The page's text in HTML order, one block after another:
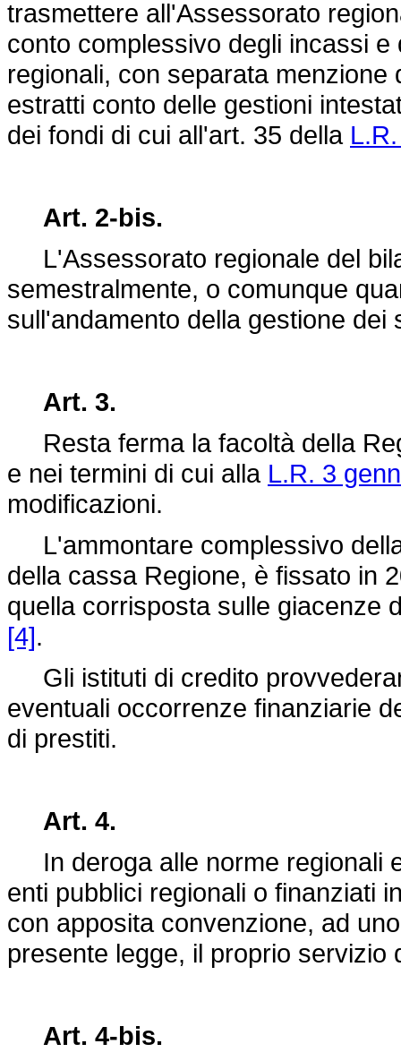
trasmettere all'Assessorato
conto complessivo degli incassi
regionali, con separata
estratti conto delle gestioni
dei fondi di cui all'art. 35 della
Art. 2-bis.
L'Assessorato regionale del
semestralmente, o comunque
sull'andamento della gestione
Art. 3.
Resta ferma la facoltà della
e nei termini di cui alla L.R. 3
modificazioni.
L'ammontare complessivo
della cassa Regione, è fissato in
quella corrisposta sulle giacenze
[4].
Gli istituti di credito
eventuali occorrenze finanziarie
di prestiti.
Art. 4.
In deroga alle norme regionali
enti pubblici regionali o finanziati
con apposita convenzione, ad
presente legge, il proprio servizio
Art. 4-bis.